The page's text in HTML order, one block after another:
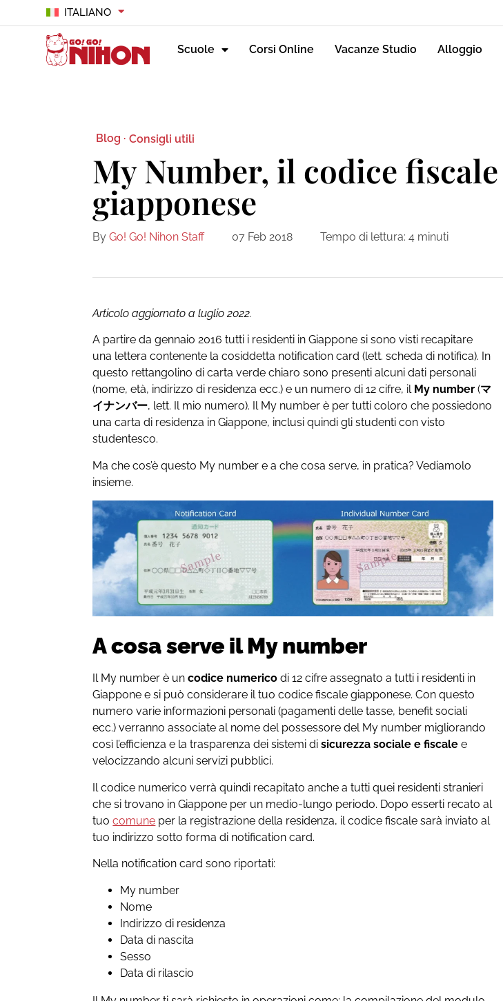
ITALIANO
Scuole Corsi Online Vacanze Studio Alloggio
Blog · Consigli utili
My Number, il codice fiscale
giapponese
By Go! Go! Nihon Staff 07 Feb 2018 Tempo di lettura: 4 minuti
Articolo aggiornato a luglio 2022.
A partire da gennaio 2016 tutti i residenti in Giappone si sono visti recapitare
una lettera contenente la cosiddetta notification card (lett. scheda di notifica). In
questo rettangolino di carta verde chiaro sono presenti alcuni dati personali
(nome, età, indirizzo di residenza ecc.) e un numero di 12 cifre, il My number (マ
イナンバー, lett. Il mio numero). Il My number è per tutti coloro che possiedono
una carta di residenza in Giappone, inclusi quindi gli studenti con visto
studentesco.
Ma che cos’è questo My number e a che cosa serve, in pratica? Vediamolo
insieme.
A cosa serve il My number
Il My number è uncodice numerico di 12 cifre assegnato a tutti i residenti in
Giappone e si può considerare il tuo codice fiscale giapponese. Con questo
numero varie informazioni personali (pagamenti delle tasse, benefit sociali
ecc.) verranno associate al nome del possessore del My number migliorando
così l’efficienza e la trasparenza dei sistemi disicurezza sociale e fiscale e
velocizzando alcuni servizi pubblici.
Il codice numerico verrà quindi recapitato anche a tutti quei residenti stranieri
che si trovano in Giappone per un medio-lungo periodo. Dopo esserti recato al
tuocomune per la registrazione della residenza, il codice fiscale sarà inviato al
tuo indirizzo sotto forma di notification card.
Nella notification card sono riportati:
My number
Nome
Indirizzo di residenza
Data di nascita
Sesso
Data di rilascio